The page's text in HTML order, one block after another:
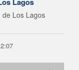
de Los Lagos